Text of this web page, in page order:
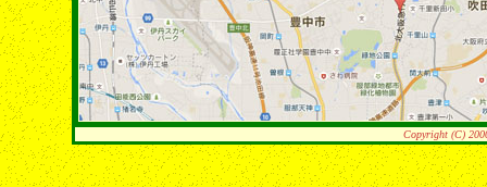
Copyright (C)